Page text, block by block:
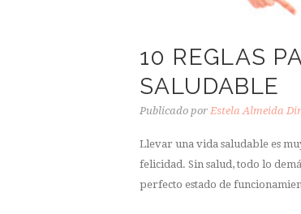
10 REGLAS
SALUDABLE
Publicado por Estela Almeida
Llevar una vida saludable es
felicidad. Sin salud, todo lo
perfecto estado de